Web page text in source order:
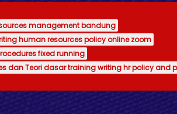
management bandung
human resources policy online zoom
fixed running
dan Teori dasar training writing hr policy and